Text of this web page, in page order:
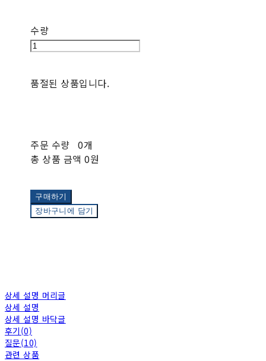
수량
품절된 상품입니다.
주문 수량 0개
총 상품 금액 0원
구매하기
장바구니에 담기
상세 설명 머리글
상세 설명
상세 설명 바닥글
후기(0)
질문(10)
관련 상품